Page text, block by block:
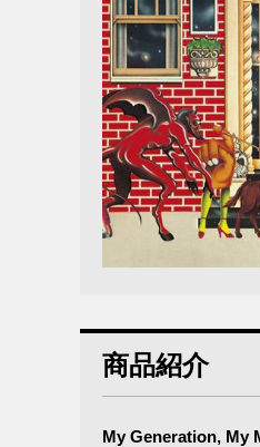
商品紹介
My Generation, My